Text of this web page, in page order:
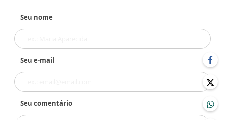
Seu nome
Seu e-mail
Seu comentário